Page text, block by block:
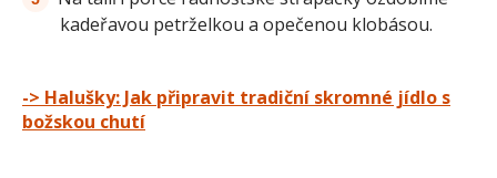
kadeřavou petrželkou a opečenou klobásou.
-> Halušky: Jak připravit tradiční skromné jídlo s
božskou chutí